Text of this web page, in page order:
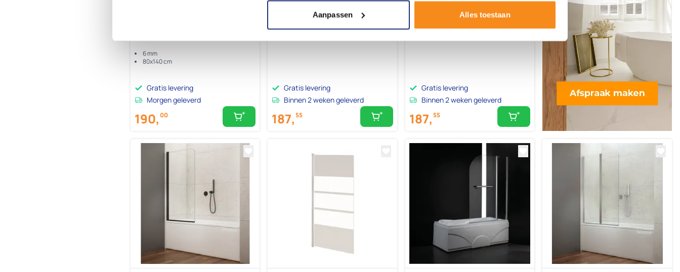
Aanpassen Alles toestaan
6 mm
80x140 cm
Gratis levering
Morgen geleverd
190,00
VILMA Badkuipscherm 600mm,
chroom/links/mat glas
Gratis levering
Binnen 2 weken geleverd
187,55
VILMA Badkuipscherm 600mm,
chroom/rechts/mat glas
Gratis levering
Binnen 2 weken geleverd
187,55